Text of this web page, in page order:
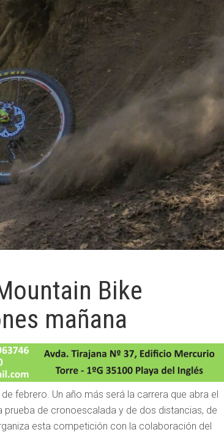
Bike
mañana
febrero. Un año más será la carrera que abra el
prueba de cronoescalada y de dos distancias, de
esta competición con la colaboración del